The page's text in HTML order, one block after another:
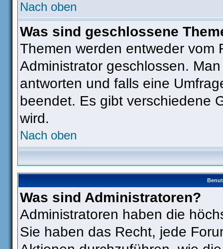
Nach oben
Was sind geschlossene
Themen werden entweder vom
Administrator geschlossen.
antworten und falls eine
beendet. Es gibt verschiedene
wird.
Nach oben
Was sind Administratoren?
Administratoren haben die
Sie haben das Recht, jede